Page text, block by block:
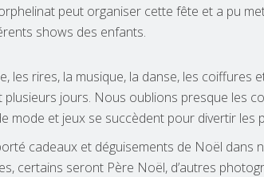
peut organiser cette fête et a pu
shows des enfants.
les rires, la musique, la danse, les
jours. Nous oublions presque les
mode et jeux se succèdent pour divertir les
cadeaux et déguisements de Noël dans
certains seront Père Noël, d’autres